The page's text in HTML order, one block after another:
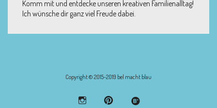
Komm mit und entdecke unseren kreativen Familienalltag!
Ich wünsche dir ganz viel Freude dabei.
Copyright © 2015-2019 bel macht blau